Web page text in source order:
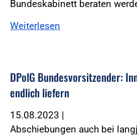
Bundeskabinett beraten
Weiterlesen
DPolG Bundesvorsitzender:
endlich liefern
15.08.2023 |
Abschiebungen auch bei